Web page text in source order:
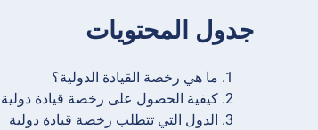
جدول المحتويات
ما هي رخصة القيادة الدولية؟
كيفية الحصول على رخصة قيادة دولية
الدول التي تتطلب رخصة قيادة دولية